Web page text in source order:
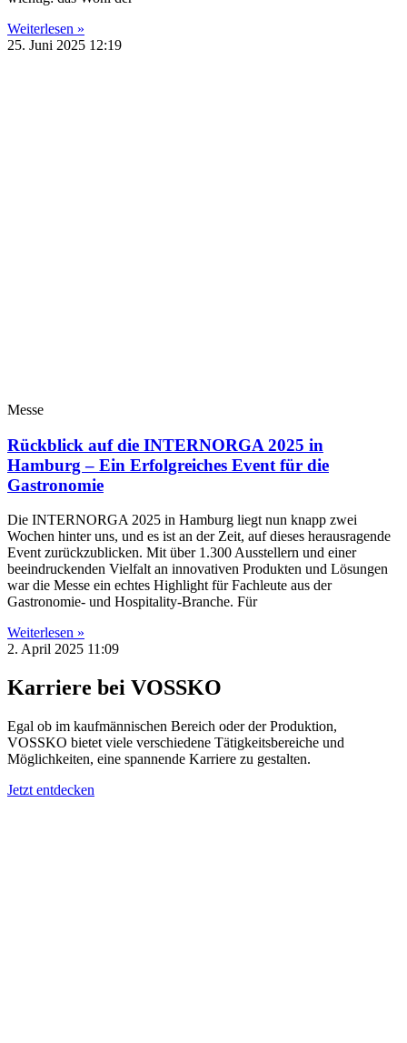
Weiterlesen »
25. Juni 2025 12:19
Messe
Rückblick auf die INTERNORGA 2025 in
Hamburg – Ein Erfolgreiches Event für die
Gastronomie
Die INTERNORGA 2025 in Hamburg liegt nun knapp zwei
Wochen hinter uns, und es ist an der Zeit, auf dieses herausragende
Event zurückzublicken. Mit über 1.300 Ausstellern und einer
beeindruckenden Vielfalt an innovativen Produkten und Lösungen
war die Messe ein echtes Highlight für Fachleute aus der
Gastronomie- und Hospitality-Branche. Für
Weiterlesen »
2. April 2025 11:09
Karriere bei VOSSKO
Egal ob im kaufmännischen Bereich oder der Produktion,
VOSSKO bietet viele verschiedene Tätigkeitsbereiche und
Möglichkeiten, eine spannende Karriere zu gestalten.
Jetzt entdecken